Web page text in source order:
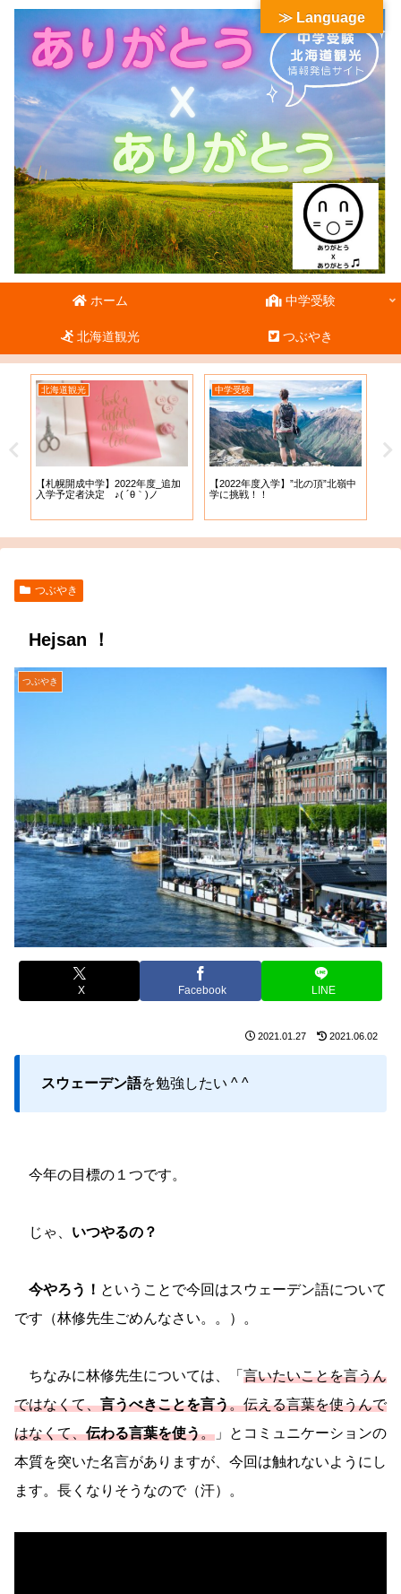
ホーム 中学受験
北海道観光 つぶやき
北海道観光
【札幌開成中学】2022年度_追加
入学予定者決定 ♪( ´θ｀)ノ
中学受験
【2022年度入学】”北の頂”北嶺中
学に挑戦！！
つぶやき
Hejsan ！
つぶやき
X Facebook LINE
2021.01.27 2021.06.02
スウェーデン語を勉強したい ^ ^
今年の目標の１つです。
じゃ、 いつやるの？
今やろう！ ということで今回はスウェーデン語について
です（林修先生ごめんなさい。。）。
ちなみに林修先生については、「 言いたいことを言うん
ではなくて、言うべきことを言う。伝える言葉を使うんで
はなくて、伝わる言葉を使う。 」とコミュニケーションの
本質を突いた名言がありますが、今回は触れないようにし
ます。長くなりそうなので（汗）。
≫ Language